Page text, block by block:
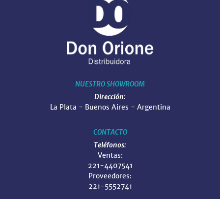
NUESTRO SHOWROOM
Dirección:
La Plata - Buenos Aires - Argentina
CONTACTO
Teléfonos:
Ventas:
221-4407541
Proveedores:
221-5552741